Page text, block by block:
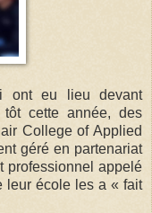
ont eu lieu devant
cette année, des
College of Applied
géré en partenariat
professionnel appelé
leur école les a « fait